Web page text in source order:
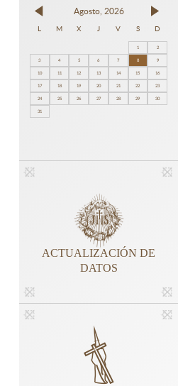
Agosto, 2026
L M X J V S D
1
2
3
4 5 6 7 8
9
10
11 12 13 14 15
16
17
18 19 20 21 22
23
24
25 26 27 28 29
30
31
ACTUALIZACIÓN DE
DATOS